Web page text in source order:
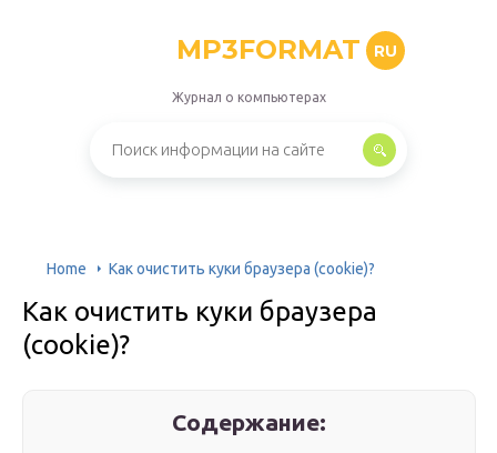
MP3FORMAT RU
Журнал о компьютерах
Home Как очистить куки браузера (cookie)?
Как очистить куки браузера
(cookie)?
Содержание: